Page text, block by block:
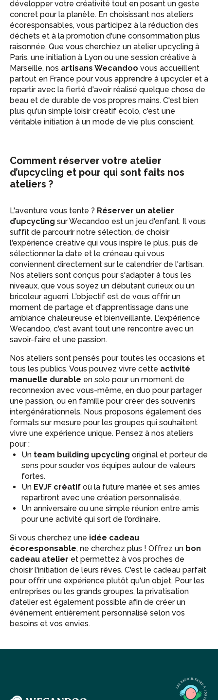
développer votre créativité tout en posant un geste
concret pour la planète. En choisissant nos ateliers
écoresponsables, vous participez à la réduction des
déchets et à la promotion d'une consommation plus
raisonnée. Que vous cherchiez un atelier upcycling à
Paris, une initiation à Lyon ou une session créative à
Marseille, nos artisans Wecandoo vous accueillent
partout en France pour vous apprendre à upcycler et à
repartir avec la fierté d'avoir réalisé quelque chose de
beau et de durable de vos propres mains. C'est bien
plus qu'un simple loisir créatif écolo, c'est une
véritable initiation à un mode de vie plus conscient.
Comment réserver votre atelier
d’upcycling et pour qui sont faits nos
ateliers ?
L'aventure vous tente ? Réserver un atelier
d’upcycling sur Wecandoo est un jeu d'enfant. Il vous
suffit de parcourir notre sélection, de choisir
l'expérience créative qui vous inspire le plus, puis de
sélectionner la date et le créneau qui vous
conviennent directement sur le calendrier de l'artisan.
Nos ateliers sont conçus pour s'adapter à tous les
niveaux, que vous soyez un débutant curieux ou un
bricoleur aguerri. L'objectif est de vous offrir un
moment de partage et d'apprentissage dans une
ambiance chaleureuse et bienveillante. L'expérience
Wecandoo, c'est avant tout une rencontre avec un
savoir-faire et une passion.
Nos ateliers sont pensés pour toutes les occasions et
tous les publics. Vous pouvez vivre cette activité
manuelle durable en solo pour un moment de
reconnexion avec vous-même, en duo pour partager
une passion, ou en famille pour créer des souvenirs
intergénérationnels. Nous proposons également des
formats sur mesure pour les groupes qui souhaitent
vivre une expérience unique. Pensez à nos ateliers
pour :
Un team building upcycling original et porteur de
sens pour souder vos équipes autour de valeurs
fortes.
Un EVJF créatif où la future mariée et ses amies
repartiront avec une création personnalisée.
Un anniversaire ou une simple réunion entre amis
pour une activité qui sort de l'ordinaire.
Si vous cherchez une idée cadeau
écoresponsable, ne cherchez plus ! Offrez un bon
cadeau atelier et permettez à vos proches de
choisir l'initiation de leurs rêves. C'est le cadeau parfait
pour offrir une expérience plutôt qu'un objet. Pour les
entreprises ou les grands groupes, la privatisation
d’atelier est également possible afin de créer un
événement entièrement personnalisé selon vos
besoins et vos envies.